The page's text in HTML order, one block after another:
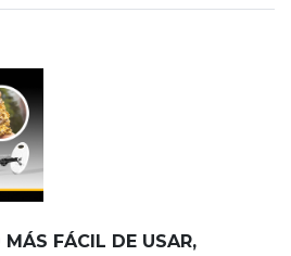
FÁCIL DE USAR,